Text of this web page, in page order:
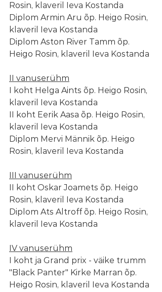
Rosin, klaveril Ieva Kostanda
Diplom Armin Aru õp. Heigo Rosin,
klaveril Ieva Kostanda
Diplom Aston River Tamm õp.
Heigo Rosin, klaveril Ieva Kostanda
II vanuserühm
I koht Helga Aints õp. Heigo Rosin,
klaveril Ieva Kostanda
II koht Eerik Aasa õp. Heigo Rosin,
klaveril Ieva Kostanda
Diplom Mervi Männik õp. Heigo
Rosin, klaveril Ieva Kostanda
III vanuserühm
II koht Oskar Joamets õp. Heigo
Rosin, klaveril Ieva Kostanda
Diplom Ats Altroff õp. Heigo Rosin,
klaveril Ieva Kostanda
IV vanuserühm
I koht ja Grand prix - väike trumm
"Black Panter" Kirke Marran õp.
Heigo Rosin, klaveril Ieva Kostanda